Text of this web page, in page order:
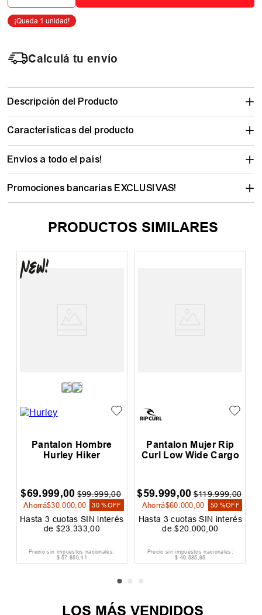
Calculá tu envío
Descripción del Producto
Características del producto
Envíos a todo el país!
Promociones bancarias EXCLUSIVAS!
PRODUCTOS SIMILARES
Pantalon Mujer Rip
Curl Low Wide Cargo
$59.999,00$119.999,00
Ahorrá$60.000,00 50 %OFF
Hasta 3cuotas SIN interés
de$20.000,00
Precio sin impuestos nacionales:
49.585,95
Pantalon Mujer Rip
Curl Low Wide Cargo
$83.999,00$119.999,00
Ahorrá$36.000,00 30 %OFF
Hasta 3cuotas SIN interés
de$28. 000, 00
Precio sin impuestos nacionales:
69.420,66
LOS MÁS VENDIDOS